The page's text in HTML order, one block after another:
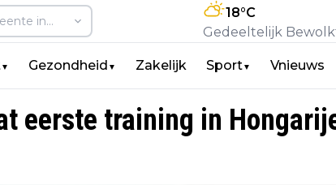
18°C
Gedeeltelijk
▼ Gezondheid ▼ Zakelijk Sport▼ Vnieuws
eerste training in